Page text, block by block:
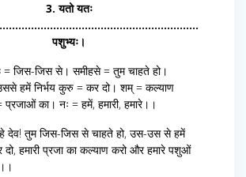
3. यतो यतः
पशुभ्यः।
= जिस-जिस से। समीहसे = तुम चाहते हो।
हमें निर्भय कुरु = कर दो। शम् = कल्याण
प्रजाओं का। नः = हमें, हमारी, हमारे।।
हे देव! तुम जिस-जिस से चाहते हो, उस-उस से हमें
दो, हमारी प्रजा का कल्याण करो और हमारे पशुओं